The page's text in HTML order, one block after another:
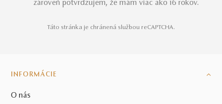
zároveň potvrdzujem, že mám viac ako 16 rokov.
Táto stránka je chránená službou reCAPTCHA.
INFORMÁCIE
O nás